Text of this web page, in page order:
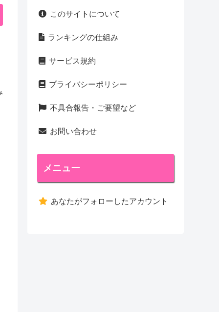
このサイトについて
ランキングの仕組み
サービス規約
プライバシーポリシー
不具合報告・ご要望など
お問い合わせ
メニュー
あなたがフォローしたアカウント